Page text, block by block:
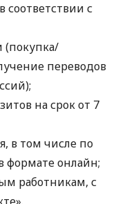
соответствии с
(покупка/
переводов
на срок от 7
в том числе по
формате онлайн;
работникам, с